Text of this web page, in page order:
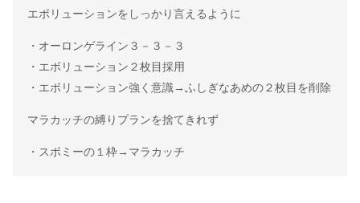
エボリューションをしっかり言えるように
・オーロンゲライン３－３－３
・エボリューション２枚目採用
・エボリューション強く意識→ふしぎなあめの２枚目を削除
マラカッチの縛りプランを捨てきれず
・スボミーの１枠→マラカッチ